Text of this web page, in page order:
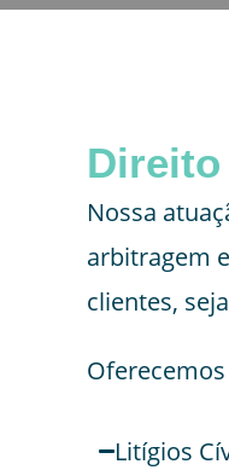
Nossa
arbitragem
clientes,
Litígios